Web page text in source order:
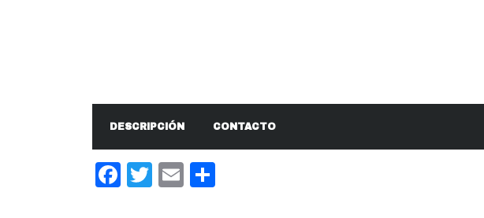
DESCRIPCIÓN CONTACTO
Facebook
Twitter
Email